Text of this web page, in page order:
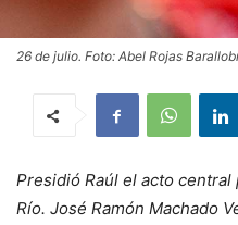
26 de julio. Foto: Abel Rojas
Presidió Raúl el acto
Río. José Ramón Machado